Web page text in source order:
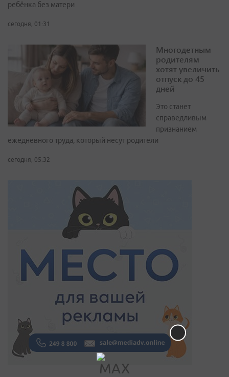
ребёнка без матери
сегодня, 01:31
Многодетным
родителям
хотят увеличить
отпуск до 45
дней
Это станет
справедливым
признанием
ежедневного труда, который несут родители
сегодня, 05:32